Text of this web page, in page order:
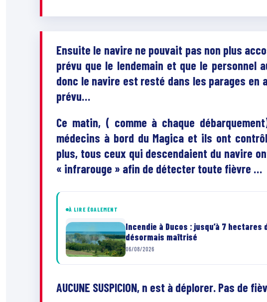
Ensuite le navire ne pouvait pas non plus
prévu que le lendemain et que le personnel
donc le navire est resté dans les parages en
prévu…
Ce matin, ( comme à chaque
médecins à bord du Magica et ils ont
plus, tous ceux qui descendaient du navire
« infrarouge » afin de détecter toute fièvre …
À LIRE ÉGALEMENT
Incendie à Ducos : jusqu’à 7
désormais maîtrisé
06/08/2026
AUCUNE SUSPICION, n est à déplorer. Pas de